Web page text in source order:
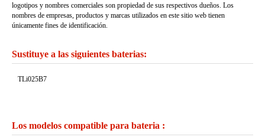
logotipos y nombres comerciales son propiedad de sus respectivos dueños. Los
nombres de empresas, productos y marcas utilizados en este sitio web tienen
únicamente fines de identificación.
Sustituye a las siguientes baterias:
TLi025B7
Los modelos compatible para bateria :